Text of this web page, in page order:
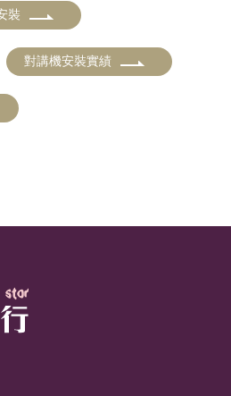
裝
對講機安裝實績